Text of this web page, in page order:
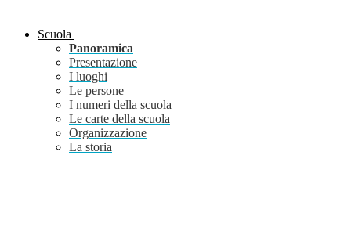
Scuola
Panoramica
Presentazione
I luoghi
Le persone
I numeri della scuola
Le carte della scuola
Organizzazione
La storia